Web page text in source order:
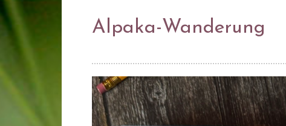
Alpaka-Wanderung